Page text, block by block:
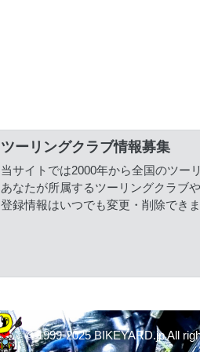
ツーリングクラブ情報募集
当サイトでは2000年から全国のツー
あなたが所属するツーリングクラブ
登録情報はいつでも変更・削除でき
© 1999-2025 BIKEYARD.jp All